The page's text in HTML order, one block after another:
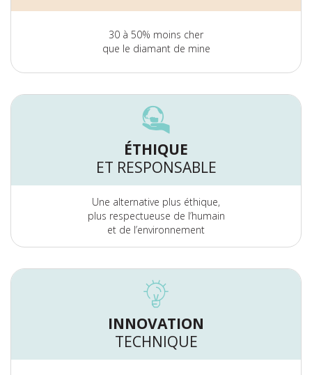
30 à 50% moins cher
que le diamant de mine
ÉTHIQUE
ET RESPONSABLE
Une alternative plus éthique,
plus respectueuse de l’humain
et de l’environnement
INNOVATION
TECHNIQUE